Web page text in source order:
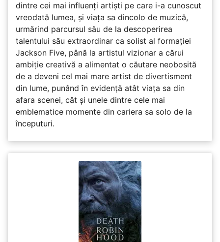
dintre cei mai influenți artiști pe care i-a cunoscut
vreodată lumea, și viața sa dincolo de muzică,
urmărind parcursul său de la descoperirea
talentului său extraordinar ca solist al formației
Jackson Five, până la artistul vizionar a cărui
ambiție creativă a alimentat o căutare neobosită
de a deveni cel mai mare artist de divertisment
din lume, punând în evidență atât viața sa din
afara scenei, cât și unele dintre cele mai
emblematice momente din cariera sa solo de la
începuturi.